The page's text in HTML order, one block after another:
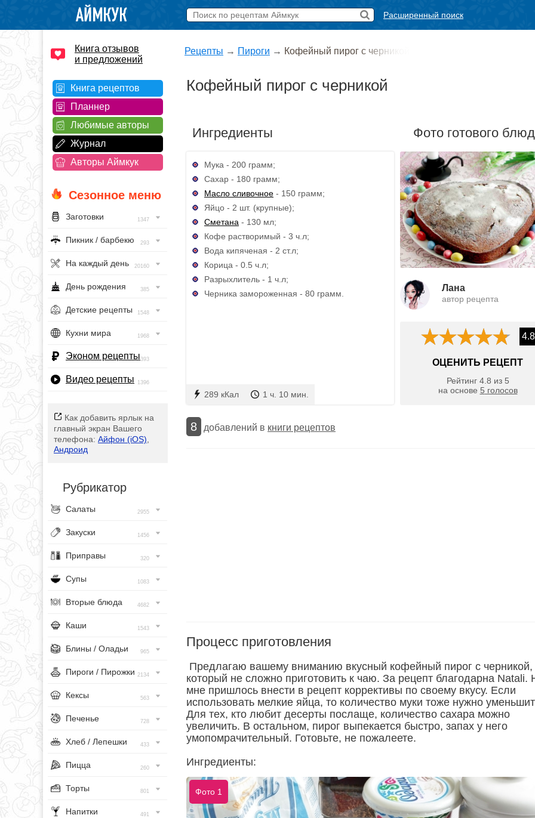
Расширенный поиск
Книга отзывов
и предложений
Книга рецептов
Планнер
Любимые авторы
Журнал
Авторы Аймкук
Сезонное меню
Заготовки 1347
Пикник / барбекю 293
На каждый день 20160
День рождения 385
Детские рецепты 1548
Кухни мира 1968
Эконом рецепты393
Видео рецепты 1396
Как добавить ярлык на
главный экран Вашего
телефона: Айфон (iOS)
Андроид
Рубрикатор
Салаты 2955
Закуски 1456
Приправы 320
Супы 1083
Вторые блюда 4682
Каши 1543
Блины / Оладьи 965
Пироги / Пирожки 2134
Кексы 563
Печенье 728
Хлеб / Лепешки 433
Пицца 260
Торты 801
Напитки 491
Рецепты → Пироги → Кофейный пирог с черникой
Кофейный пирог с черникой
Ингредиенты
Мука - 200 грамм;
Сахар - 180 грамм;
Масло сливочное - 150 грамм;
Яйцо - 2 шт. (крупные);
Сметана - 130 мл;
Кофе растворимый - 3 ч.л;
Вода кипяченая - 2 ст.л;
Корица - 0.5 ч.л;
Разрыхлитель - 1 ч.л;
Черника замороженная - 80 грамм.
289 кКал 1 ч. 10 мин.
Фото готового
Лана
автор рецепта
4.8
ОЦЕНИТЬ РЕЦЕПТ
Рейтинг 4.8 из 5
на основе 5 голосов
8 добавлений в книги рецептов
Процесс приготовления
Предлагаю вашему вниманию вкусный кофейный пирог с черникой,
который не сложно приготовить к чаю. За рецепт благодарна Natali.
мне пришлось внести в рецепт коррективы по своему вкусу. Если
использовать мелкие яйца, то количество муки тоже нужно
Для тех, кто любит десерты послаще, количество сахара можно
увеличить. В остальном, пирог выпекается быстро, запах у него
умопомрачительный. Готовьте, не пожалеете.
Ингредиенты:
Фото 1